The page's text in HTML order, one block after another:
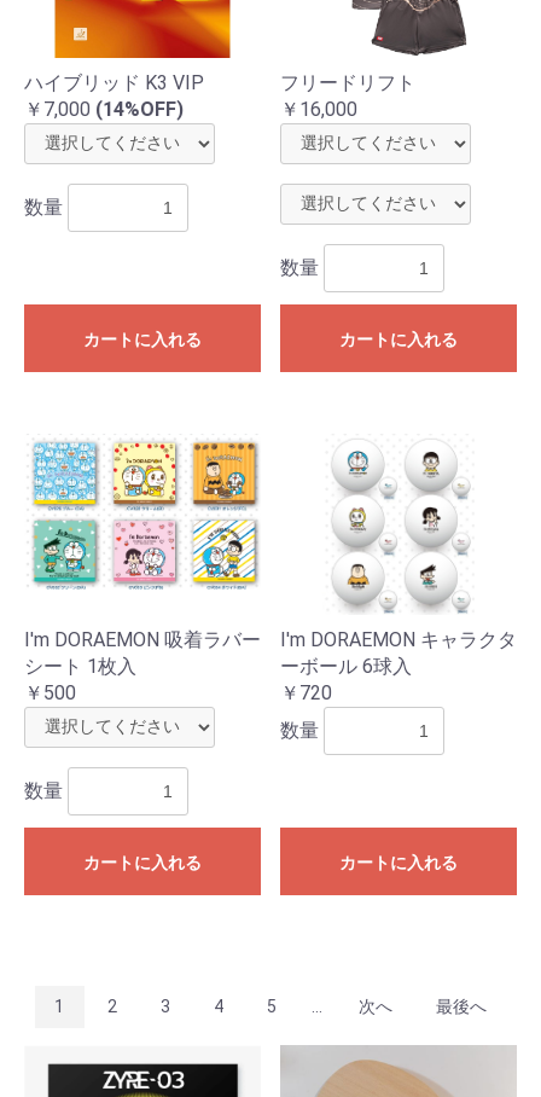
ハイブリッド K3 VIP
￥7,000 (14%OFF)
数量
カートに入れる
フリードリフト
￥16,000
数量
カートに入れる
I'm DORAEMON 吸着ラバー
シート 1枚入
￥500
数量
カートに入れる
I'm DORAEMON キャラクタ
ーボール 6球入
￥720
数量
カートに入れる
1 2 3 4 5 次へ 最後へ